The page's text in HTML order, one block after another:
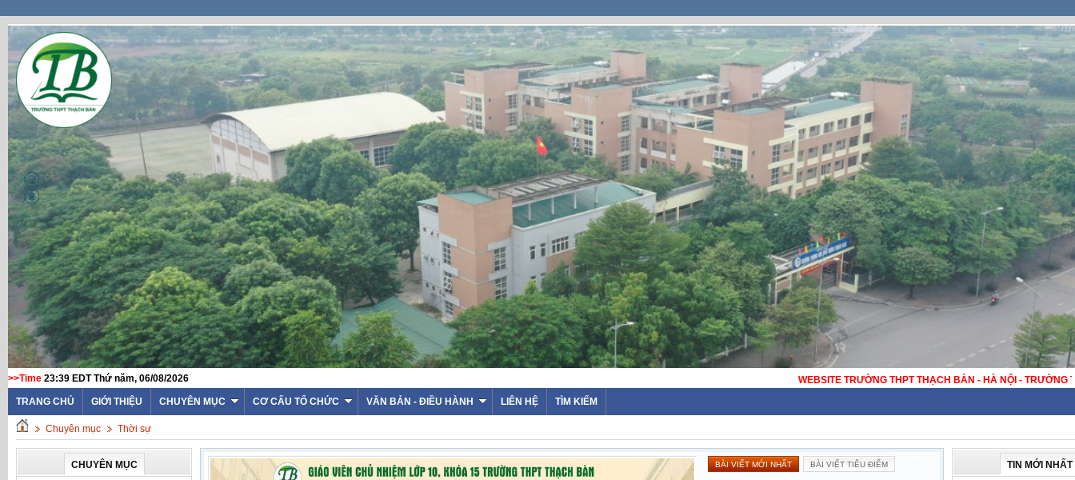
>>Time 23:39 EDT Thứ năm, 06/08/2026
WEBSITE TRƯỜNG THPT THẠCH BÀN - HÀ NỘI - TRƯỜNG THPT CÔNG LẬP ĐẠT CHUẨN QUỐC GIA
TRANG CHỦ
GIỚI THIỆU CHUYÊN MỤC CƠ CẤU TỔ CHỨC VĂN BẢN - ĐIỀU HÀNH LIÊN HỆ TÌM KIẾM
Chuyên mục Thời sự
CHUYÊN MỤC BÀI VIẾT MỚI NHẤT BÀI VIẾT TIÊU ĐIỂM TIN MỚI NHẤT